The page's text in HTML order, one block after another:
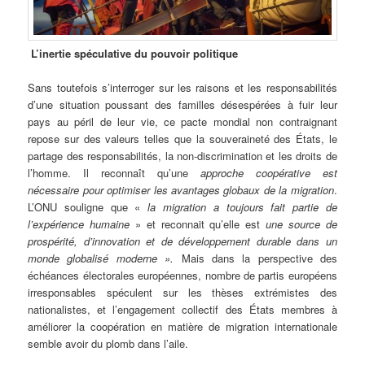
L’inertie spéculative du pouvoir politique
Sans toutefois s’interroger sur les raisons et les responsabilités
d’une situation poussant des familles désespérées à fuir leur
pays au péril de leur vie, ce pacte mondial non contraignant
repose sur des valeurs telles que la souveraineté des États, le
partage des responsabilités, la non-discrimination et les droits de
l’homme. Il reconnaît qu’une approche coopérative est
nécessaire pour optimiser les avantages globaux de la migration.
L’ONU souligne que «la migration a toujours fait partie de
l’expérience humaine » et reconnait qu’elle estune source de
prospérité, d’innovation et de développement durable dans un
monde globalisé moderne ». Mais dans la perspective des
échéances électorales européennes, nombre de partis européens
irresponsables spéculent sur les thèses extrémistes des
nationalistes, et l’engagement collectif des États membres à
améliorer la coopération en matière de migration internationale
semble avoir du plomb dans l’aile.